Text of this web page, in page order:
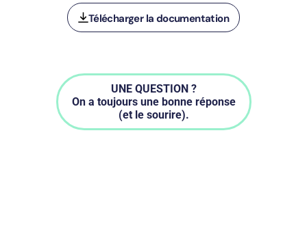
Télécharger la documentation
UNE QUESTION ?
On a toujours une bonne réponse
(et le sourire).